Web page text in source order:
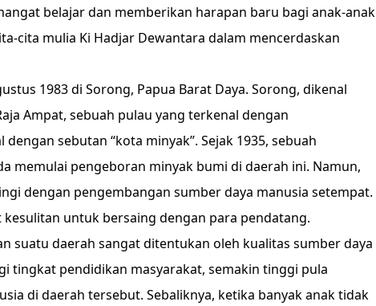
belajar dan memberikan harapan baru bagi anak-anak
cita mulia Ki Hadjar Dewantara dalam mencerdaskan
1983 di Sorong, Papua Barat Daya. Sorong, dikenal
Ampat, sebuah pulau yang terkenal dengan
sebutan “kota minyak”. Sejak 1935, sebuah
memulai pengeboran minyak bumi di daerah ini. Namun,
dengan pengembangan sumber daya manusia setempat.
untuk bersaing dengan para pendatang.
suatu daerah sangat ditentukan oleh kualitas sumber daya
tingkat pendidikan masyarakat, semakin tinggi pula
di daerah tersebut. Sebaliknya, ketika banyak anak tidak